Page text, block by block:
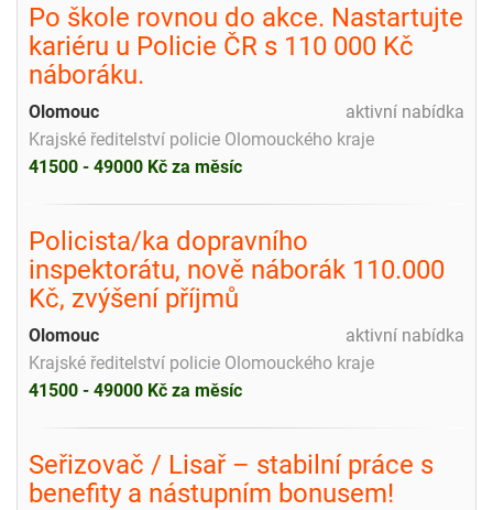
Po škole rovnou do akce. Nastartujte
kariéru u Policie ČR s 110 000 Kč
náboráku.
aktivní nabídka
Olomouc
Krajské ředitelství policie Olomouckého kraje
41500 - 49000 Kč za měsíc
Policista/ka dopravního
inspektorátu, nově náborák 110.000
Kč, zvýšení příjmů
aktivní nabídka
Olomouc
Krajské ředitelství policie Olomouckého kraje
41500 - 49000 Kč za měsíc
Seřizovač / Lisař – stabilní práce s
benefity a nástupním bonusem!